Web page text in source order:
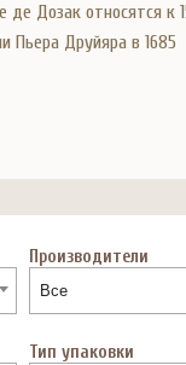
де Дозак относятся к
Пьера Друйяра в 1685
Производители
Все
Тип упаковки